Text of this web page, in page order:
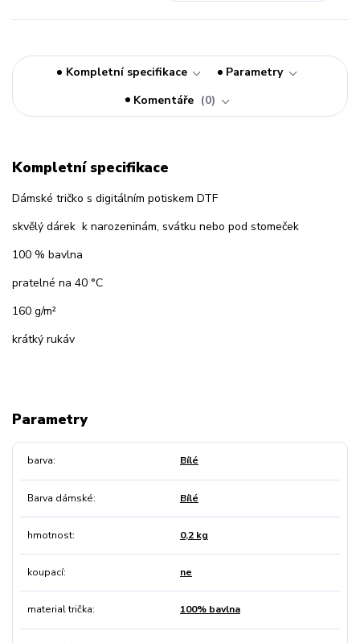
Kompletní specifikace
Parametry
Komentáře
0
Kompletní specifikace
Dámské tričko s digitálním potiskem DTF
skvělý dárek k narozeninám, svátku nebo pod stomeček
100 % bavlna
pratelné na 40 °C
160 g/m²
krátký rukáv
Parametry
barva Bílé
Barva dámské Bílé
hmotnost 0,2 kg
koupací ne
material trička 100% bavlna